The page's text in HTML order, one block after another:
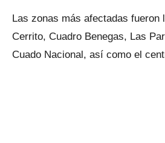
Las zonas más afectadas fueron
Cerrito, Cuadro Benegas, Las
Cuado Nacional, así como el